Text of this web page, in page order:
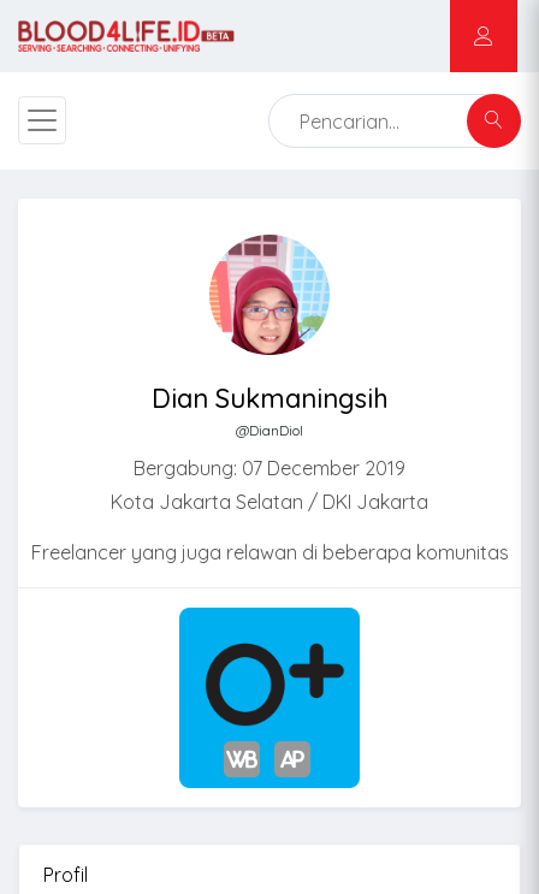
Dian Sukmaningsih
@DianDiol
Bergabung: 07 December 2019
Kota Jakarta Selatan / DKI Jakarta
Freelancer yang juga relawan di beberapa komunitas
Profil